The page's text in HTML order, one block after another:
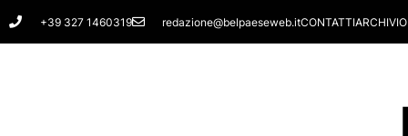
Vai
al
+39 327 1460319 redazione@belpaeseweb.itCONTATTIARCHIVIO